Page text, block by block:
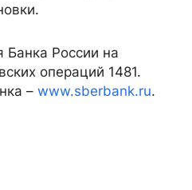
Банка России на
операций 1481.
– www.sberbank.ru.